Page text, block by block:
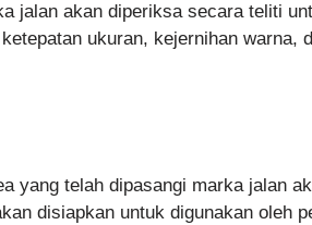
jalan akan diperiksa secara teliti
ukuran, kejernihan warna,
yang telah dipasangi marka jalan
disiapkan untuk digunakan oleh